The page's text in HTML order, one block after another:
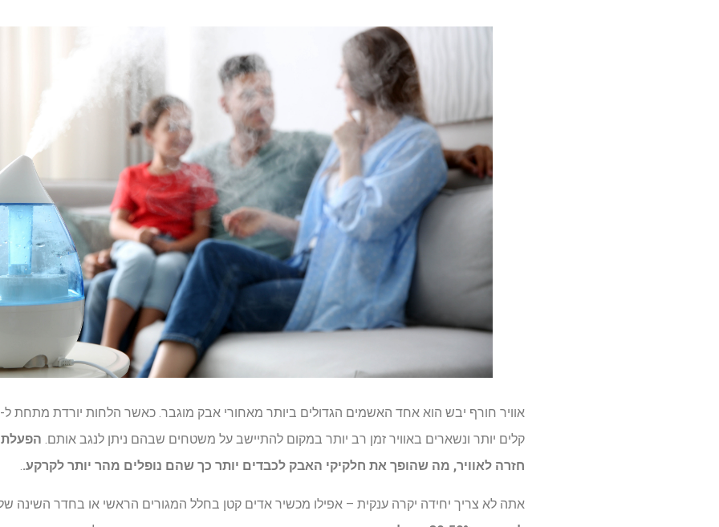
קלים יותר ונשארים באוויר זמן רב יותר במקום להתיישב על משטחים שבהם ניתן לנגב אותם. הפעלת
חזרה לאוויר, מה שהופך את חלקיקי האבק לכבדים יותר כך שהם נופלים מהר יותר לקרקע..
אתה לא צריך יחידה יקרה ענקית – אפילו מכשיר אדים קטן בחלל המגורים הראשי או בחדר השינה